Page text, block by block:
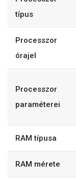
típus
Processzor
órajel
Processzor
paraméterei
RAM típusa
RAM mérete